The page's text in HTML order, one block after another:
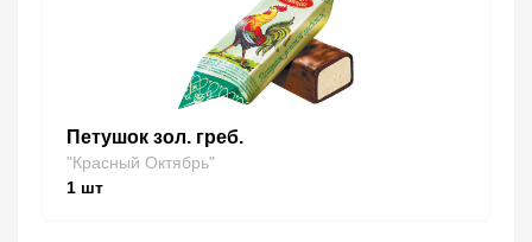
Петушок зол. греб.
"Красный Октябрь"
1 шт